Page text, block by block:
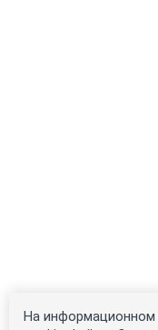
На информационном